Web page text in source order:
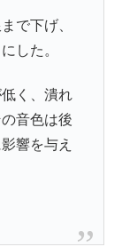
で下げ、
した。
く、潰れ
音色は後
響を与え